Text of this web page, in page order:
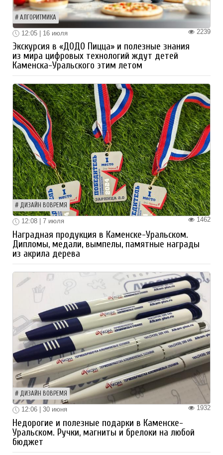
АЛГОРИТМИКА
2239
12:05 | 16 июля
Экскурсия в «ДОДО Пицца» и полезные знания
из мира цифровых технологий ждут детей
Каменска-Уральского этим летом
ДИЗАЙН ВОВРЕМЯ
1462
12:08 | 7 июля
Наградная продукция в Каменске-Уральском.
Дипломы, медали, вымпелы, памятные награды
из акрила дерева
ДИЗАЙН ВОВРЕМЯ
1932
12:06 | 30 июня
Недорогие и полезные подарки в Каменске-
Уральском. Ручки, магниты и брелоки на любой
бюджет